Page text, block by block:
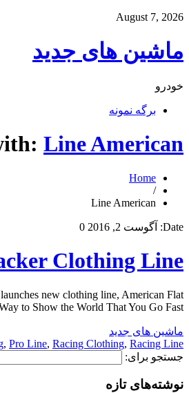
August 7, 2026
ماشین های جدید
خودرو
برگه نمونه
Line American
Home
/
Line American
Date: آگوست 2, 2016 0
Clothing Line
new clothing line, American Flat
to Show the World That You Go Fast […]
ماشین های جدید
, Pro Line, Racing Clothing, Racing Line
جستجو برای:
نوشته‌های تازه